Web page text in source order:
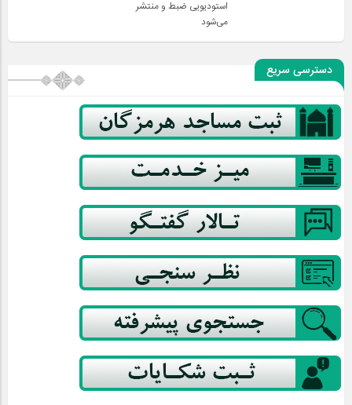
استودیویی ضبط و منتشر
می‌شود
دسترسی سریع